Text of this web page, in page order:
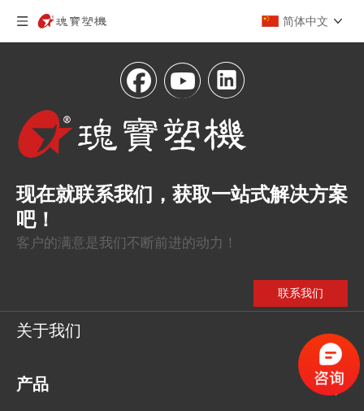
简体中文
现在就联系我们，获取一站式解决方案
吧！
客户的满意是我们不断前进的动力！
联系我们
关于我们
产品